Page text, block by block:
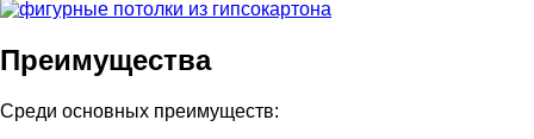
Преимущества
Среди основных преимуществ: